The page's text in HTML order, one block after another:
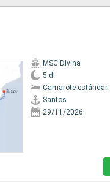
MSC Divina
5 d
Camarote estándar
Santos
29/11/2026